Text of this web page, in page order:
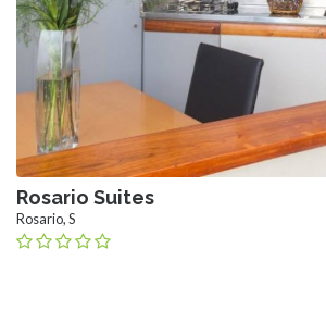
Rosario Suites
Rosario, S